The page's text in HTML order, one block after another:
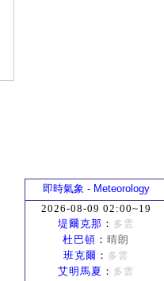
即時氣象 - Meteorology
2026-08-09 02:00~19
堤爾克那 ： 多雲
杜巴頓 ： 晴朗
班克爾 ： 多雲
艾明馬夏 ： 多雲